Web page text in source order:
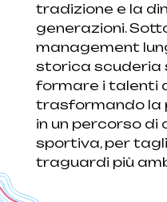
tradizione e la
generazioni.
management
storica scuderia
formare i talenti
trasformando la
in un percorso di
sportiva, per
traguardi più